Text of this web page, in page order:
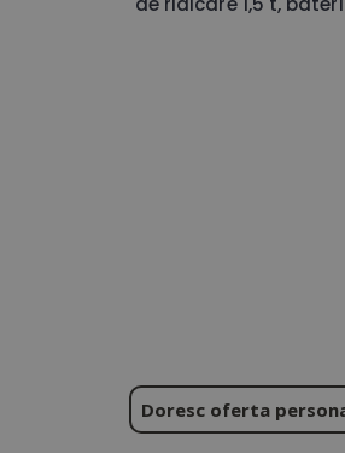
Doresc oferta